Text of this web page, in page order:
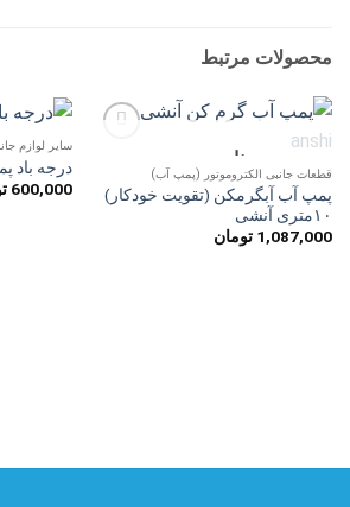
محصولات مرتبط
علاقه
مندی
ناموجود
قطعات جانبی الکتروموتور (پمپ آب)
پمپ آب آبگرمکن (تقویت خودکار)
۱۰متری آنشی
1,087,000 تومان
سایر لوازم
درجه باد
600,000